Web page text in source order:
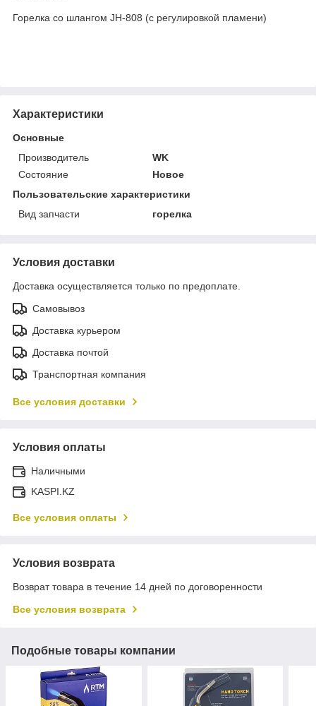
Горелка со шлангом JH-808 (с регулировкой пламени)
Характеристики
Основные
Производитель
WK
Состояние
Новое
Пользовательские характеристики
Вид запчасти
горелка
Условия доставки
Доставка осуществляется только по предоплате.
Самовывоз
Доставка курьером
Доставка почтой
Транспортная компания
Все условия доставки
Условия оплаты
Наличными
KASPI.KZ
Все условия оплаты
Условия возврата
Возврат товара в течение 14 дней по договоренности
Все условия возврата
Подобные товары компании